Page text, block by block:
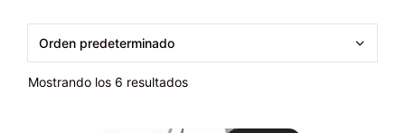
Mostrando los 6 resultados